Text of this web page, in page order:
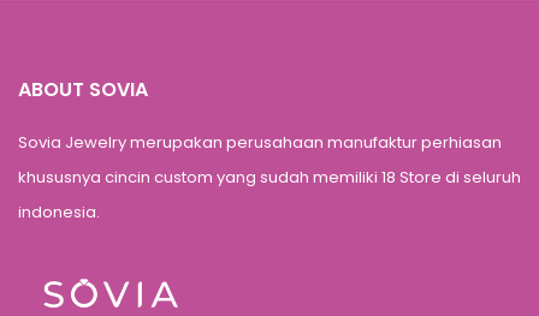
ABOUT SOVIA
Sovia Jewelry merupakan perusahaan manufaktur perhiasan
khususnya cincin custom yang sudah memiliki 18 Store di seluruh
indonesia.